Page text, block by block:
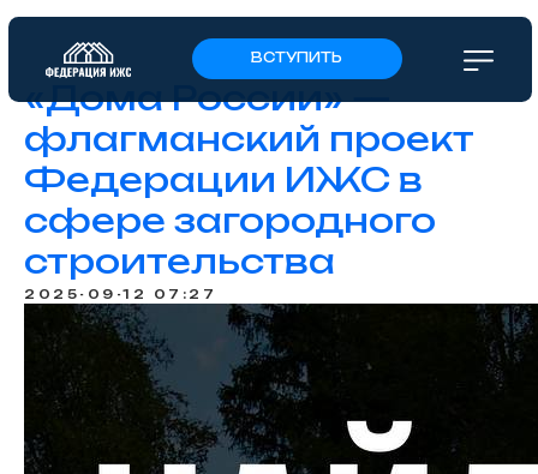
ВСТУПИТЬ
«Дома России» —
флагманский проект
Федерации ИЖС в
сфере загородного
строительства
2025-09-12 07:27